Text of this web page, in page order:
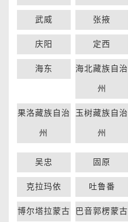
武威 张掖
庆阳 定西
海东 海北藏族自治
州
果洛藏族自治
州
玉树藏族自治
州
吴忠 固原
克拉玛依 吐鲁番
博尔塔拉蒙古 巴音郭楞蒙古